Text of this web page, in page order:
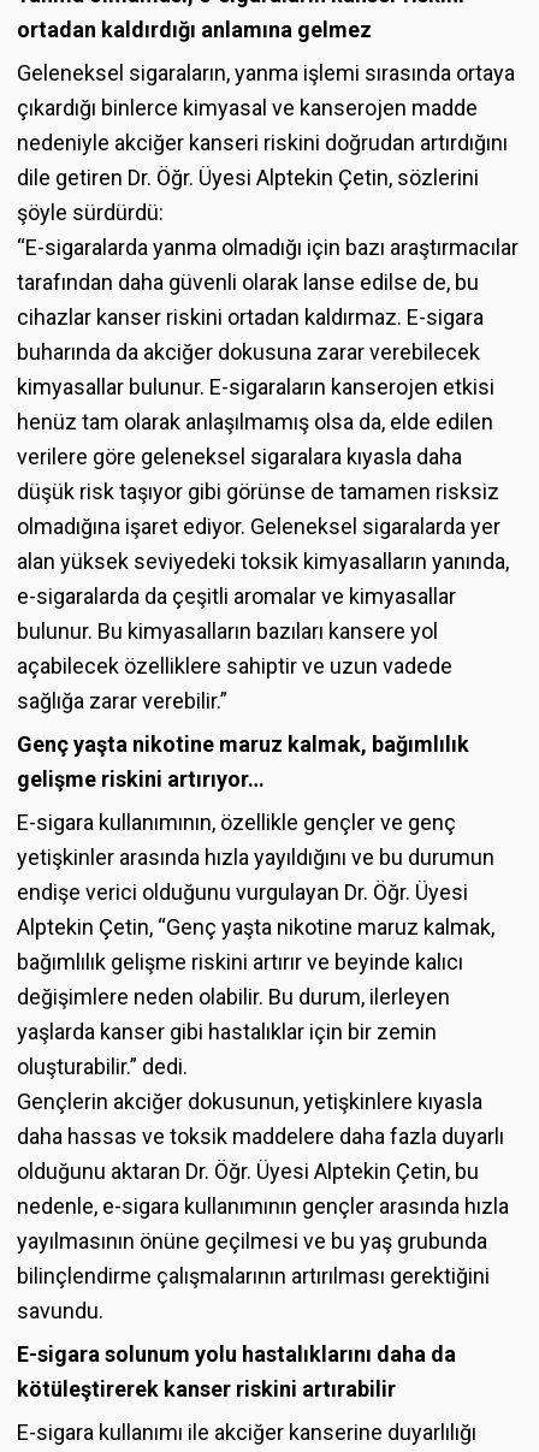
ortadan kaldırdığı anlamına gelmez
Geleneksel sigaraların, yanma işlemi sırasında ortaya
çıkardığı binlerce kimyasal ve kanserojen madde
nedeniyle akciğer kanseri riskini doğrudan artırdığını
dile getiren Dr. Öğr. Üyesi Alptekin Çetin, sözlerini
şöyle sürdürdü:
“E-sigaralarda yanma olmadığı için bazı araştırmacılar
tarafından daha güvenli olarak lanse edilse de, bu
cihazlar kanser riskini ortadan kaldırmaz. E-sigara
buharında da akciğer dokusuna zarar verebilecek
kimyasallar bulunur. E-sigaraların kanserojen etkisi
henüz tam olarak anlaşılmamış olsa da, elde edilen
verilere göre geleneksel sigaralara kıyasla daha
düşük risk taşıyor gibi görünse de tamamen risksiz
olmadığına işaret ediyor. Geleneksel sigaralarda yer
alan yüksek seviyedeki toksik kimyasalların yanında,
e-sigaralarda da çeşitli aromalar ve kimyasallar
bulunur. Bu kimyasalların bazıları kansere yol
açabilecek özelliklere sahiptir ve uzun vadede
sağlığa zarar verebilir.”
Genç yaşta nikotine maruz kalmak, bağımlılık
gelişme riskini artırıyor…
E-sigara kullanımının, özellikle gençler ve genç
yetişkinler arasında hızla yayıldığını ve bu durumun
endişe verici olduğunu vurgulayan Dr. Öğr. Üyesi
Alptekin Çetin, “Genç yaşta nikotine maruz kalmak,
bağımlılık gelişme riskini artırır ve beyinde kalıcı
değişimlere neden olabilir. Bu durum, ilerleyen
yaşlarda kanser gibi hastalıklar için bir zemin
oluşturabilir.” dedi.
Gençlerin akciğer dokusunun, yetişkinlere kıyasla
daha hassas ve toksik maddelere daha fazla duyarlı
olduğunu aktaran Dr. Öğr. Üyesi Alptekin Çetin, bu
nedenle, e-sigara kullanımının gençler arasında hızla
yayılmasının önüne geçilmesi ve bu yaş grubunda
bilinçlendirme çalışmalarının artırılması gerektiğini
savundu.
E-sigara solunum yolu hastalıklarını daha da
kötüleştirerek kanser riskini artırabilir
E-sigara kullanımı ile akciğer kanserine duyarlılığı